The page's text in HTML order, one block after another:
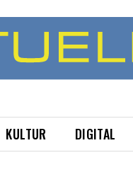
KULTUR DIGITAL